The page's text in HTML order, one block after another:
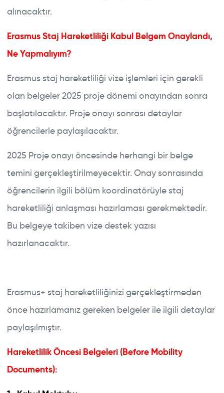
alınacaktır.
Erasmus Staj Hareketliliği Kabul Belgem Onaylandı,
Ne Yapmalıyım?
Erasmus staj hareketliliği vize işlemleri için gerekli
olan belgeler 2025 proje dönemi onayından sonra
başlatılacaktır. Proje onayı sonrası detaylar
öğrencilerle paylaşılacaktır.
2025 Proje onayı öncesinde herhangi bir belge
temini gerçekleştirilmeyecektir. Onay sonrasında
öğrencilerin ilgili bölüm koordinatörüyle staj
hareketliliği anlaşması hazırlaması gerekmektedir.
Bu belgeye takiben vize destek yazısı
hazırlanacaktır.
Erasmus+ staj hareketliliğinizi gerçekleştirmeden
önce hazırlamanız gereken belgeler ile ilgili detaylar
paylaşılmıştır.
Hareketlilik Öncesi Belgeleri (Before Mobility
Documents):